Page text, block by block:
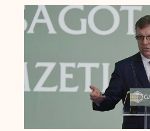
anunţat luni agenţia...